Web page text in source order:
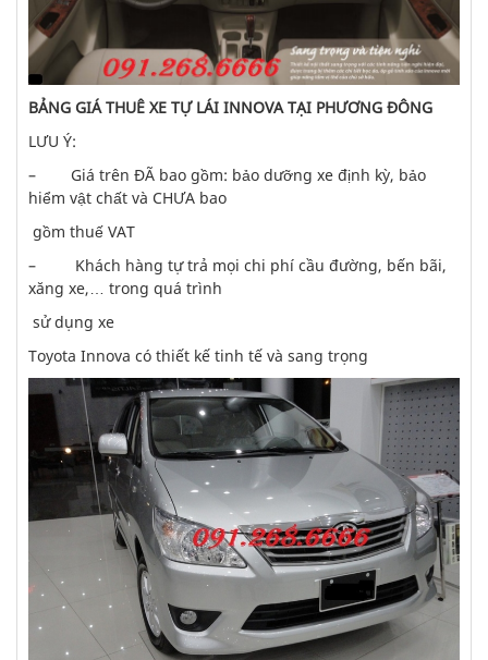
BẢNG GIÁ THUÊ XE TỰ LÁI INNOVA TẠI PHƯƠNG ĐÔNG
LƯU Ý:
– Giá trên ĐÃ bao gồm: bảo dưỡng xe định kỳ, bảo
hiểm vật chất và CHƯA bao
gồm thuế VAT
– Khách hàng tự trả mọi chi phí cầu đường, bến bãi,
xăng xe,… trong quá trình
sử dụng xe
Toyota Innova có thiết kế tinh tế và sang trọng